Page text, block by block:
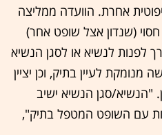
אחרת. הוועדה ממליצה
חסוי (שנדון אצל שופט אחר)
לפנות לנשיא או לסגן הנשיא
לעיין בתיק, וכן יציין
"הנשיא/סגן הנשיא ישיב
עם השופט המטפל בתיק",